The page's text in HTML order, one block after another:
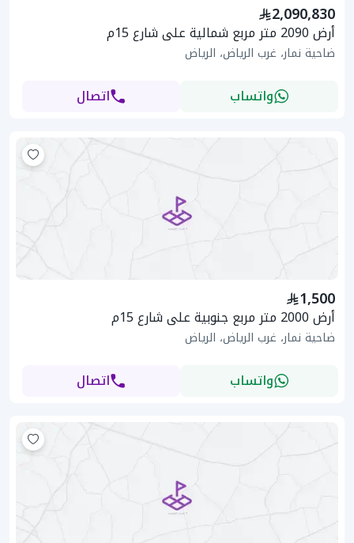
2,090,830
أرض 2090 متر مربع شمالية على شارع 15م
ضاحية نمار، غرب الرياض، الرياض
واتساب اتصال
1,500
أرض 2000 متر مربع جنوبية على شارع 15م
ضاحية نمار، غرب الرياض، الرياض
واتساب اتصال